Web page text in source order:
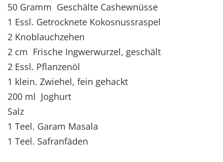
50 Gramm Geschälte Cashewnüsse
1 Essl. Getrocknete Kokosnussraspel
2 Knoblauchzehen
2 cm Frische Ingwerwurzel, geschält
2 Essl. Pflanzenöl
1 klein. Zwiehel, fein gehackt
200 ml Joghurt
Salz
1 Teel. Garam Masala
1 Teel. Safranfäden